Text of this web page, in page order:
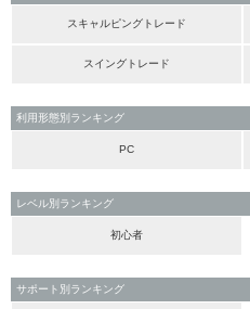
スキャルピングトレード
スイングトレード
利用形態別ランキング
PC
レベル別ランキング
初心者
サポート別ランキング